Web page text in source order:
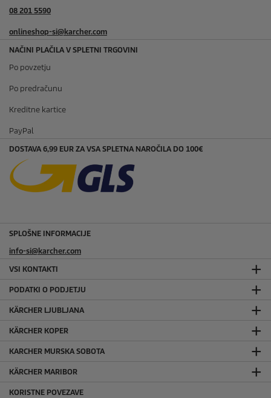
08 201 5590
onlineshop-si@karcher.com
NAČINI PLAČILA V SPLETNI TRGOVINI
Po povzetju
Po predračunu
Kreditne kartice
PayPal
DOSTAVA 6,99 EUR ZA VSA SPLETNA NAROČILA DO 100€
SPLOŠNE INFORMACIJE
info-si@karcher.com
VSI KONTAKTI
PODATKI O PODJETJU
KÄRCHER LJUBLJANA
KÄRCHER KOPER
KARCHER MURSKA SOBOTA
KÄRCHER MARIBOR
KORISTNE POVEZAVE